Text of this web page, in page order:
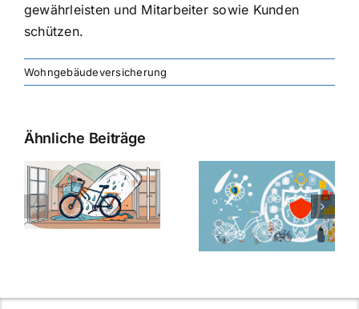
gewährleisten und Mitarbeiter sowie Kunden
schützen.
Wohngebäudeversicherung
Ähnliche Beiträge